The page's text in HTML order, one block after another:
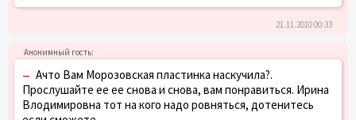
21.11.2010 00:33
– Ачто Вам Морозовская пластинка наскучила?.
Прослушайте ее ее снова и снова, вам понравиться. Ирина
Влодимировна тот на кого надо ровняться, дотенитесь